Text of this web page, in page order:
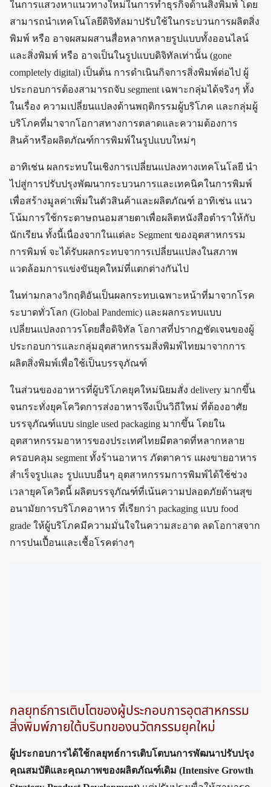
ในการแสวงหาแนวทางใหม่ในการทำธุรกิจด้านสิ่งพิมพ์ โดย
สามารถนำเทคโนโลยีดิจิทัลมาปรับใช้ในกระบวนการผลิตสิ่ง
พิมพ์ หรือ อาจผสมผสานสื่อหลากหลายรูปแบบทั้งออนไลน์
และสิ่งพิมพ์ หรือ อาจเป็นในรูปแบบดิจิทัลเท่านั้น (gone
completely digital) เป็นต้น การดำเนินกิจการสิ่งพิมพ์ต่อไป ผู้
ประกอบการต้องสามารถจับ segment เฉพาะกลุ่มได้จริง ๆ ทั้ง
ในเรื่อง ความเปลี่ยนแปลงด้านพฤติกรรมผู้บริโภค และกลุ่มผู้
บริโภคที่มาจากโอกาสทางการตลาดและความต้องการ
สินค้าหรือผลิตภัณฑ์การพิมพ์ในรูปแบบใหม่ ๆ
อาทิเช่น ผลกระทบในเชิงการเปลี่ยนแปลงทางเทคโนโลยี นำ
ไปสู่การปรับปรุงพัฒนากระบวนการและเทคนิคในการพิมพ์
เพื่อสร้างมูลค่าเพิ่มในตัวสินค้าและผลิตภัณฑ์ อาทิเช่น แนว
โน้มการใช้กระดาษถนอมสายตาเพื่อผลิตหนังสือตำราให้กับ
นักเรียน ทั้งนี้เนื่องจากในแต่ละ Segment ของอุตสาหกรรม
การพิมพ์ จะได้รับผลกระทบจาการเปลี่ยนแปลงในสภาพ
แวดล้อมการแข่งขันยุคใหม่ที่แตกต่างกันไป
ในท่ามกลางวิกฤติอันเป็นผลกระทบเฉพาะหน้าที่มาจากโรค
ระบาดทั่วโลก (Global Pandemic) และผลกระทบแบบ
เปลี่ยนแปลงถาวรโดยสื่อดิจิทัล โอกาสที่ปรากฏชัดเจนของผู้
ประกอบการและกลุ่มอุตสาหกรรมสิ่งพิมพ์ไทยมาจากการ
ผลิตสิ่งพิมพ์เพื่อใช้เป็นบรรจุภัณฑ์
ในส่วนของอาหารที่ผู้บริโภคยุคใหม่นิยมสั่ง delivery มากขึ้น
จนกระทั่งยุคโควิดการส่งอาหารจึงเป็นวิถีใหม่ ที่ต้องอาศัย
บรรจุภัณฑ์แบบ single used packaging มากขึ้น โดยใน
อุตสาหกรรมอาหารของประเทศไทยมีตลาดที่หลากหลาย
ครอบคลุม segment ทั้งร้านอาหาร ภัตตาคาร แผงขายอาหาร
สำเร็จรูปและ รูปแบบอื่น ๆ อุตสาหกรรมการพิมพ์ได้ใช้ช่วง
เวลายุคโควิดนี้ ผลิตบรรจุภัณฑ์ที่เน้นความปลอดภัยด้านสุข
อนามัยการบริโภคอาหาร ที่เรียกว่า packaging แบบ food
grade ให้ผู้บริโภคมีความมั่นใจในความสะอาด ลดโอกาสจาก
การปนเปื้อนและเชื้อโรคต่าง ๆ
กลยุทธ์การเติบโตของผู้ประกอบการอุตสาหกรรม
สิ่งพิมพ์ภายใต้บริบทของนวัตกรรมยุคใหม่
ผู้ประกอบการได้ใช้กลยุทธ์การเติบโตบนการพัฒนาปรับปรุง
คุณสมบัติและคุณภาพของผลิตภัณฑ์เดิม (Intensive Growth